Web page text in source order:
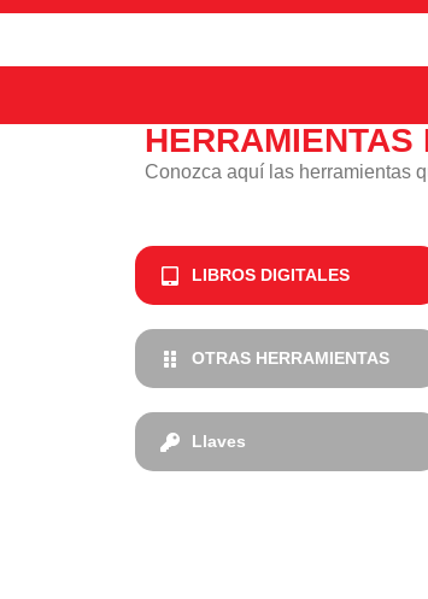
HERRAMIENTAS
Conozca aquí las herramientas
LIBROS DIGITALES
OTRAS HERRAMIENTAS
Llaves